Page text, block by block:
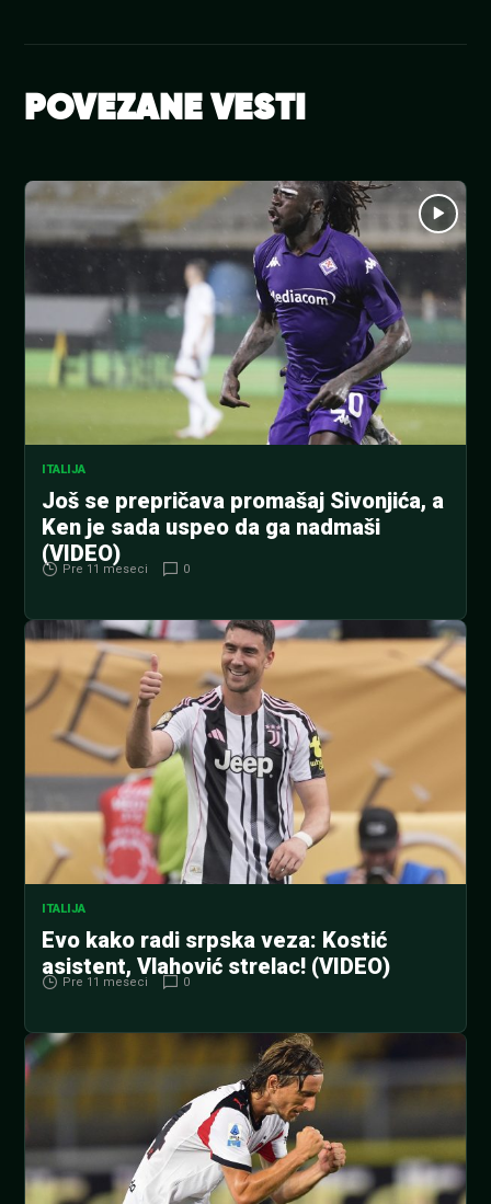
POVEZANE VESTI
ITALIJA
Još se prepričava promašaj Sivonjića, a
Ken je sada uspeo da ga nadmaši
(VIDEO)
Pre 11 meseci 0
ITALIJA
Evo kako radi srpska veza: Kostić
asistent, Vlahović strelac! (VIDEO)
Pre 11 meseci 0